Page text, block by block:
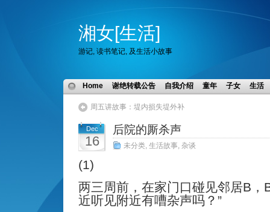
湘女[生活]
游记, 读书笔记, 及生活小故事
Home 谢绝转载公告 自我介绍 童年 子女 生活
周五讲故事：堤内损失堤外补
Dec
16
后院的厮杀声
未分类 生活故事 杂谈
(1)
两三周前，在家门口碰见邻居B，
近听见附近有嘈杂声吗？”